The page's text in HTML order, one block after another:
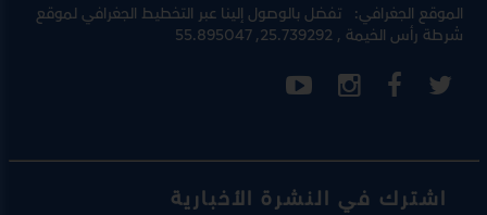
الموقع الجغرافي: تفضل بالوصول إلينا عبرالتخطيط الجغرافي لموقع
شرطة رأس الخيمة, 25.739292, 55.895047
اشترك في النشرة الأخبارية